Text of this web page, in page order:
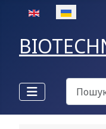
Оберіть свою мову
Пошук